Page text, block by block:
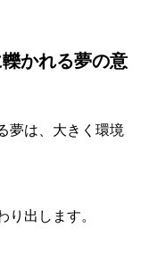
かれる夢の意
夢は、大きく環境
り出します。